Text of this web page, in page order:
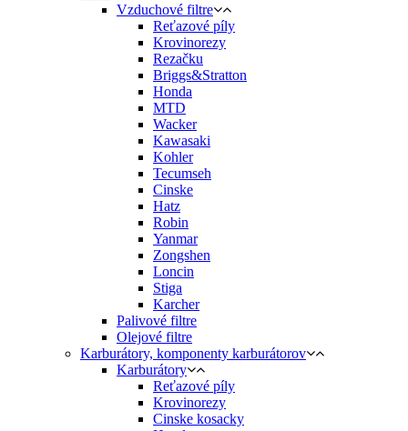
Vzduchové filtre
Reťazové píly
Krovinorezy
Rezačku
Briggs&Stratton
Honda
MTD
Wacker
Kawasaki
Kohler
Tecumseh
Cinske
Hatz
Robin
Yanmar
Zongshen
Loncin
Stiga
Karcher
Palivové filtre
Olejové filtre
Karburátory, komponenty karburátorov
Karburátory
Reťazové píly
Krovinorezy
Cinske kosacky